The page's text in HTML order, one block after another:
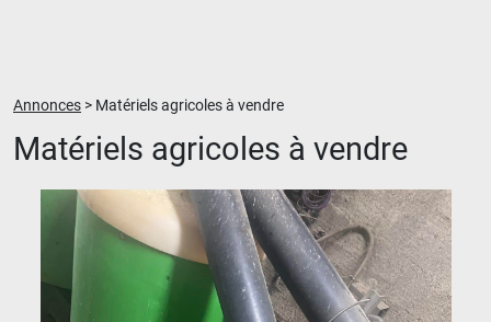
Annonces > Matériels agricoles à vendre
Matériels agricoles à vendre